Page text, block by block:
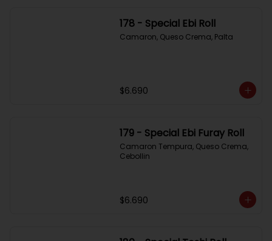
178 - Special Ebi Roll
Camaron, Queso Crema, Palta
$6.690
179 - Special Ebi Furay Roll
Camaron Tempura, Queso Crema,
Cebollin
$6.690